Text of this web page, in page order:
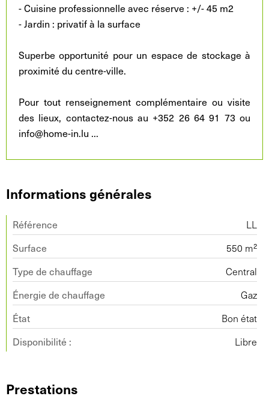
- Cuisine professionnelle avec réserve : +/- 45 m2
- Jardin : privatif à la surface
Superbe opportunité pour un espace de stockage à
proximité du centre-ville.
Pour tout renseignement complémentaire ou visite
des lieux, contactez-nous au +352 26 64 91 73 ou
info@home-in.lu ...
Informations générales
Référence
LL
Surface
550 m²
Type de chauffage
Central
Énergie de chauffage
Gaz
État
Bon état
Disponibilité :
Libre
Prestations